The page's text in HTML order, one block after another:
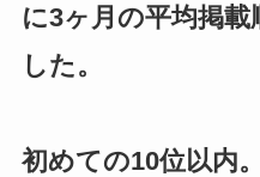
に3ヶ月の平均掲
した。
初めての10位以内。